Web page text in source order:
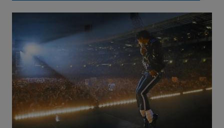
Open-air-Kino: „Michael“ im Toni-Turek-Stadion